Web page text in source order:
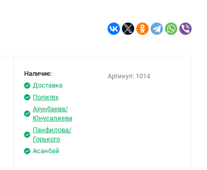
Наличие:
Доставка
Политех
Ахунбаева/
Юнусалиева
Панфилова/
Горького
Асанбай
Артикул: 1014